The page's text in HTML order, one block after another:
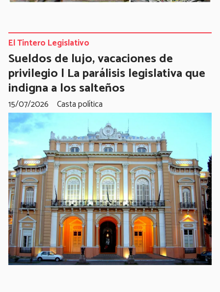
Sueldos de lujo, vacaciones de
privilegio | La parálisis legislativa que
indigna a los salteños
Casta política
El Tintero Legislativo
15/07/2026